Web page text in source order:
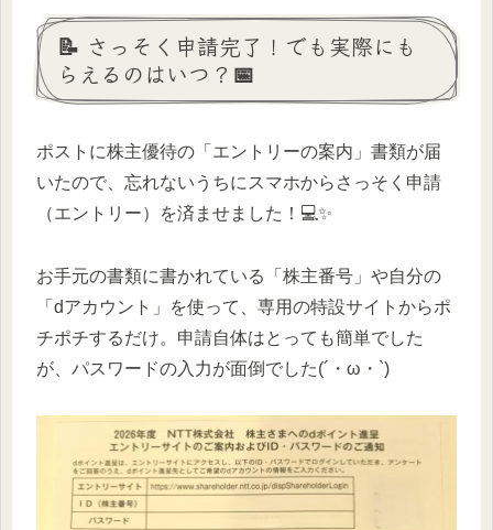
📝 さっそく申請完了！でも実際にも
らえるのはいつ？📅
ポストに株主優待の「エントリーの案内」書類が届
いたので、忘れないうちにスマホからさっそく申請
（エントリー）を済ませました！💻✨
お手元の書類に書かれている「株主番号」や自分の
「dアカウント」を使って、専用の特設サイトからポ
チポチするだけ。申請自体はとっても簡単でした
が、パスワードの入力が面倒でした(´・ω・`)